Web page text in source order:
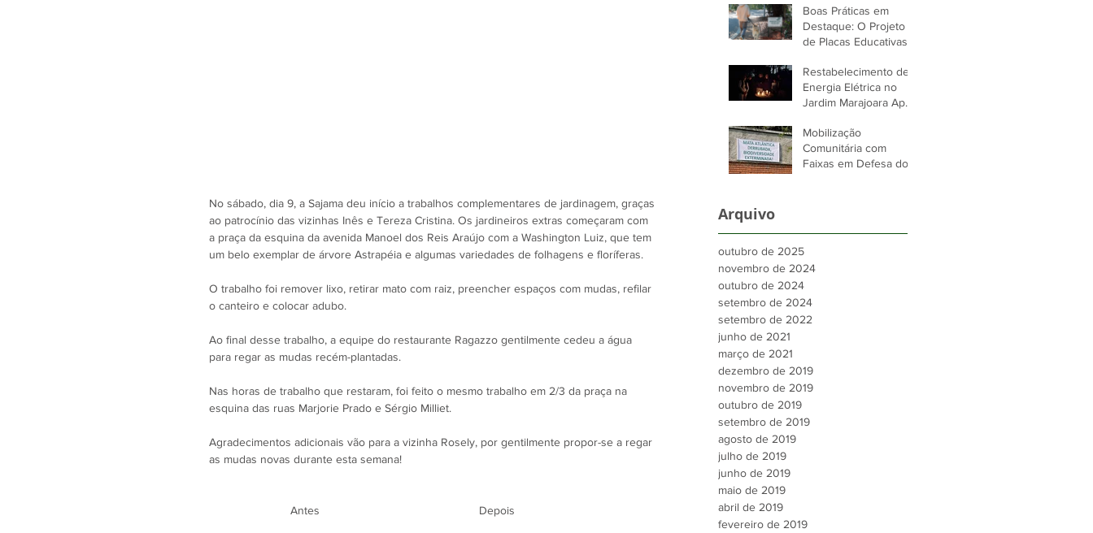
No sábado, dia 9, a Sajama deu início a trabalhos complementares de jardinagem, graças
ao patrocínio das vizinhas Inês e Tereza Cristina. Os jardineiros extras começaram com
a praça da esquina da avenida Manoel dos Reis Araújo com a Washington Luiz, que tem
um belo exemplar de árvore Astrapéia e algumas variedades de folhagens e floríferas.
O trabalho foi remover lixo, retirar mato com raiz, preencher espaços com mudas, refilar
o canteiro e colocar adubo.
Ao final desse trabalho, a equipe do restaurante Ragazzo gentilmente cedeu a água
para regar as mudas recém-plantadas.
Nas horas de trabalho que restaram, foi feito o mesmo trabalho em 2/3 da praça na
esquina das ruas Marjorie Prado e Sérgio Milliet.
Agradecimentos adicionais vão para a vizinha Rosely, por gentilmente propor-se a regar
as mudas novas durante esta semana!
                         Antes                                                 Depois
no Jardim Marajoara
Boas Práticas em
Destaque: O Projeto
de Placas Educativas
Restabelecimento de
Energia Elétrica no
Jardim Marajoara Após
Apagão Devido a
Tempestade em São
Paulo
Mobilização
Comunitária com
Faixas em Defesa do
Arquivo
outubro de 2025
novembro de 2024
outubro de 2024
setembro de 2024
setembro de 2022
junho de 2021
março de 2021
dezembro de 2019
novembro de 2019
outubro de 2019
setembro de 2019
agosto de 2019
julho de 2019
junho de 2019
maio de 2019
abril de 2019
fevereiro de 2019